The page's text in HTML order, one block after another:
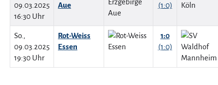
09.03.2025
16:30 Uhr
Aue
(1:0)
So.,
09.03.2025
19:30 Uhr
Rot-Weiss
Essen
1:0
(1:0)